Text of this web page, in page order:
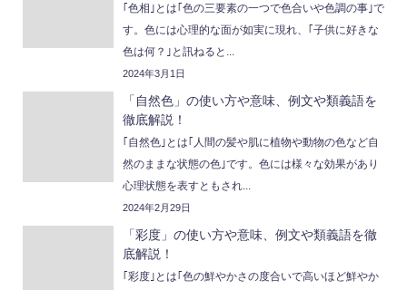
｢色相｣とは｢色の三要素の一つで色合いや色調の事｣で
す。色には心理的な面が如実に現れ、｢子供に好きな
色は何？｣と訊ねると...
2024年3月1日
「自然色」の使い方や意味、例文や類義語を
徹底解説！
｢自然色｣とは｢人間の髪や肌に植物や動物の色など自
然のままな状態の色｣です。色には様々な効果があり
心理状態を表すともされ...
2024年2月29日
「彩度」の使い方や意味、例文や類義語を徹
底解説！
｢彩度｣とは｢色の鮮やかさの度合いで高いほど鮮やか